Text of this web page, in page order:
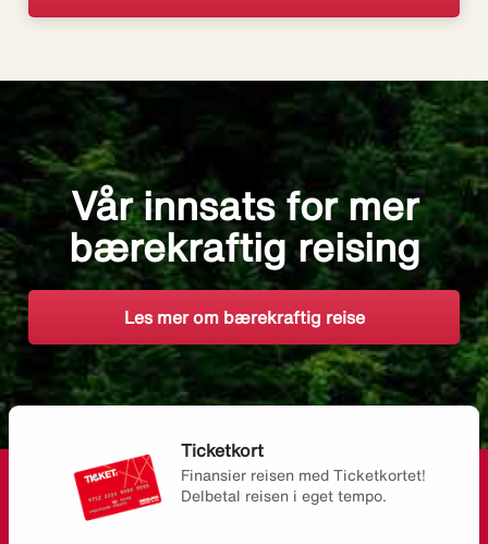
Vår innsats for mer
bærekraftig reising
Les mer om bærekraftig reise
Ticketkort
Finansier reisen med Ticketkortet!
Delbetal reisen i eget tempo.